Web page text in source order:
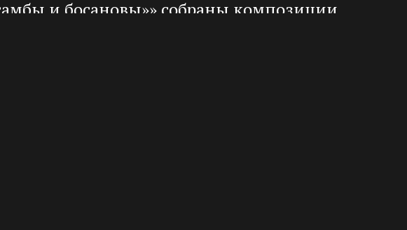
и босановы»» собраны композиции